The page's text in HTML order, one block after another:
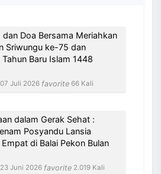
Doa Bersama Meriahkan
Sriwungu ke-75 dan
Tahun Baru Islam 1448
07 Juli 2026 favorite 66 Kali
dalam Gerak Sehat :
Posyandu Lansia
di Balai Pekon Bulan
23 Juni 2026 favorite 2.019 Kali